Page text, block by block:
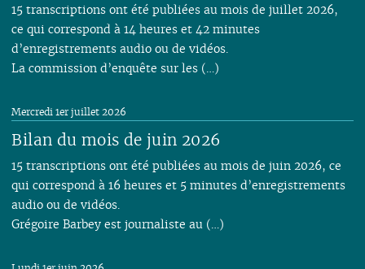
15 transcriptions ont été publiées au mois de juillet 2026,
ce qui correspond à 14 heures et 42 minutes
d’enregistrements audio ou de vidéos.
La commission d’enquête sur les (…)
Bilan du mois de juin 2026
Mercredi 1er juillet 2026
15 transcriptions ont été publiées au mois de juin 2026, ce
qui correspond à 16 heures et 5 minutes d’enregistrements
audio ou de vidéos.
Grégoire Barbey est journaliste au (…)